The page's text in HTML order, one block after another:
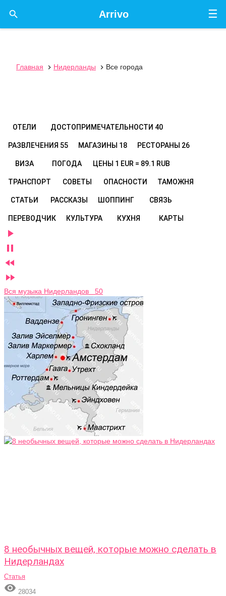
☰
Arrivo

Главная  Нидерланды  Все города
ОТЕЛИ ДОСТОПРИМЕЧАТЕЛЬНОСТИ 40
РАЗВЛЕЧЕНИЯ 55 МАГАЗИНЫ 18 РЕСТОРАНЫ 26
ВИЗА ПОГОДА ЦЕНЫ 1 EUR = 89.1 RUB
ТРАНСПОРТ СОВЕТЫ ОПАСНОСТИ ТАМОЖНЯ
СТАТЬИ РАССКАЗЫ ШОППИНГ СВЯЗЬ
ПЕРЕВОДЧИК КУЛЬТУРА КУХНЯ КАРТЫ




Вся музыка Нидерландов 50
8 необычных вещей, которые можно сделать в
Нидерландах
Статья
 28034